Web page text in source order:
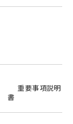
重要事項説明
書